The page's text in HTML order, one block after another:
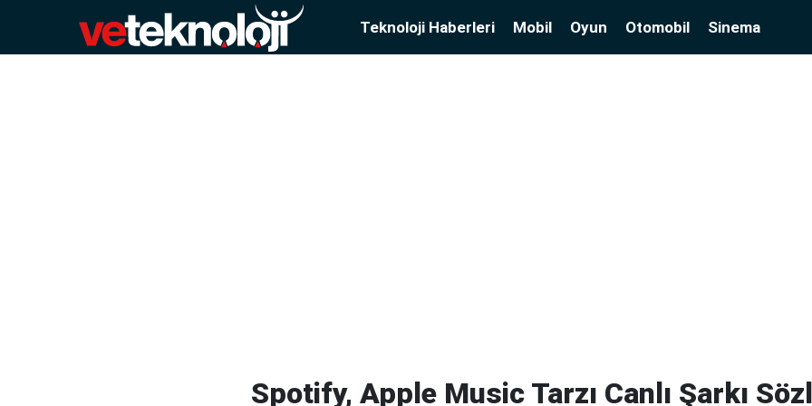
Teknoloji Haberleri Mobil Oyun Otomobil Sinema
Spotify, Apple Music Tarzı Canlı Şarkı